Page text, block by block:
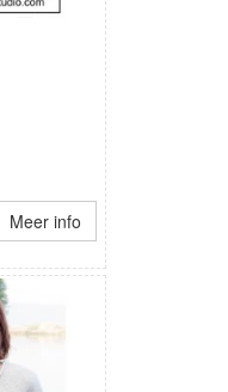
Meer info